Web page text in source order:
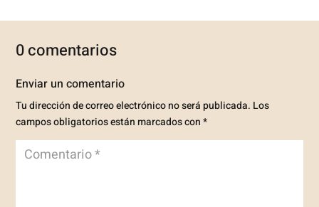
0 comentarios
Enviar un comentario
Tu dirección de correo electrónico no será publicada. Los
campos obligatorios están marcados con*